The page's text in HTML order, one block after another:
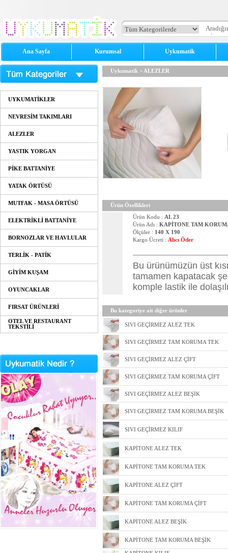
Ana Sayfa Kurumsal Uykumatik
UYKUMATİKLER
NEVRESİM TAKIMLARI
ALEZLER
YASTIK YORGAN
PİKE BATTANİYE
YATAK ÖRTÜSÜ
MUTFAK - MASA ÖRTÜSÜ
ELEKTRİKLİ BATTANİYE
BORNOZLAR VE HAVLULAR
TERLİK - PATİK
GİYİM KUŞAM
OYUNCAKLAR
FIRSAT ÜRÜNLERİ
OTEL VE RESTAURANT
TEKSTİLİ
Uykumatik > ALEZLER
Ürün Özellikleri
Ürün Kodu : AL 23
Ürün Adı : KAPİTONE TAM
Ölçüler : 140 X 190
Kargo Ücreti : Alıcı Öder
Bu ürünümüzün üst
tamamen kapatacak
komple lastik ile
Bu kategoriye ait diğer ürünler
SIVI GEÇİRMEZ ALEZ TEK
SIVI GEÇİRMEZ TAM KORUMA TEK
SIVI GEÇİRMEZ ALEZ ÇİFT
SIVI GEÇİRMEZ TAM KORUMA ÇİFT
SIVI GEÇİRMEZ ALEZ BEŞİK
SIVI GEÇİRMEZ TAM KORUMA BEŞİK
SIVI GEÇİRMEZ KILIF
KAPİTONE ALEZ TEK
KAPİTONE TAM KORUMA TEK
KAPİTONE ALEZ ÇİFT
KAPİTONE TAM KORUMA ÇİFT
KAPİTONE ALEZ BEŞİK
KAPİTONE TAM KORUMA BEŞİK